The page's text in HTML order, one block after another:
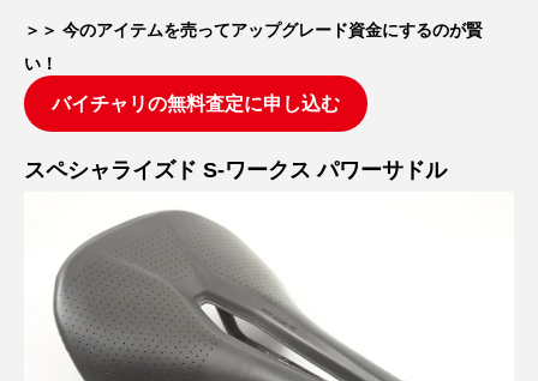
＞＞ 今のアイテムを売ってアップグレード資金にするのが賢
い！
バイチャリの無料査定に申し込む
スペシャライズド S-ワークス パワーサドル